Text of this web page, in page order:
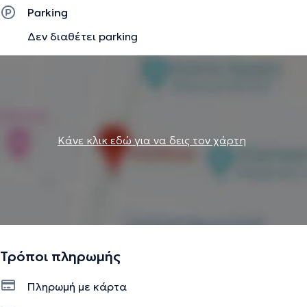
Parking
Δεν διαθέτει parking
Κάνε κλικ εδώ για να δεις τον χάρτη
Τρόποι πληρωμής
Πληρωμή με κάρτα